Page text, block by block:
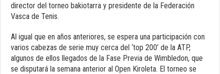
director del torneo bakiotarra y presidente de la Federación
Vasca de Tenis.
Al igual que en años anteriores, se espera una participación con
varios cabezas de serie muy cerca del ‘top 200’ de la ATP,
algunos de ellos llegados de la Fase Previa de Wimbledon, que
se disputará la semana anterior al Open Kiroleta. El torneo se